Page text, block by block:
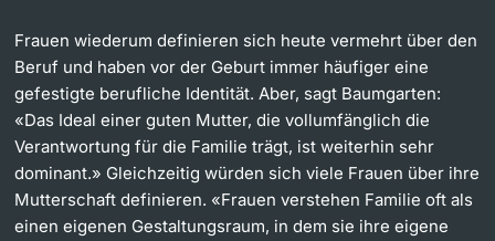
Frauen wiederum definieren sich heute vermehrt über den
Beruf und haben vor der Geburt immer häufiger eine
gefestigte berufliche Identität. Aber, sagt Baumgarten:
«Das Ideal einer guten Mutter, die vollumfänglich die
Verantwortung für die Familie trägt, ist weiterhin sehr
dominant.» Gleichzeitig würden sich viele Frauen über ihre
Mutterschaft definieren. «Frauen verstehen Familie oft als
einen eigenen Gestaltungsraum, in dem sie ihre eigene